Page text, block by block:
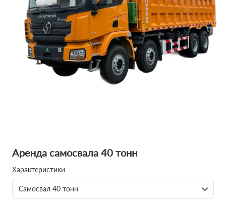
Аренда самосвала 40 тонн
Характеристики
Самосвал 40 тонн